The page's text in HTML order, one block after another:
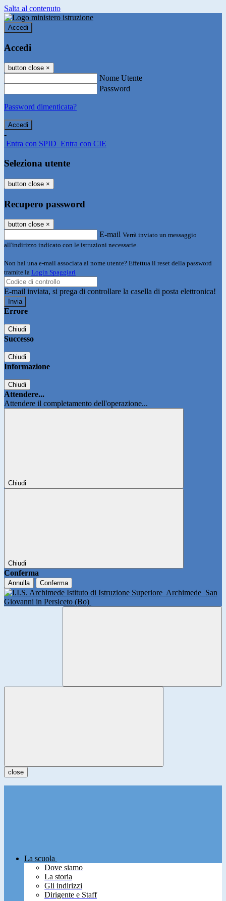
Salta al contenuto
Accedi
Accedi
button close ×
Nome Utente
Password
Password dimenticata?
-
Entra con SPID Entra con CIE
Seleziona utente
button close ×
Recupero password
button close ×
E-mail Verrà inviato un messaggio
all'indirizzo indicato con le istruzioni necessarie.
Non hai una e-mail associata al nome utente? Effettua il reset della password
tramite la Login Spaggiari
E-mail inviata, si prega di controllare la casella di posta elettronica!
Errore
Chiudi
Successo
Chiudi
Informazione
Chiudi
Attendere...
Attendere il completamento dell'operazione...
Chiudi
Chiudi
Conferma
Annulla Conferma
Istituto di Istruzione Superiore Archimede San
Giovanni in Persiceto (Bo)
close
La scuola
Dove siamo
La storia
Gli indirizzi
Dirigente e Staff